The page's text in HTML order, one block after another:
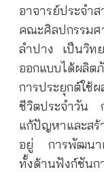
อาจารย์ประจำ
คณะศิลปกรรมศ
ลำปาง เป็นวิท
ออกแบบได้ผลิ
การประยุกต์ใช้
ชีวิตประจำวัน ก
แก้ปัญหาและสร้
อยู่ การพัฒนา
ทั้งด้านฟังก์ชันก